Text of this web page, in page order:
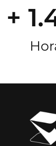
+